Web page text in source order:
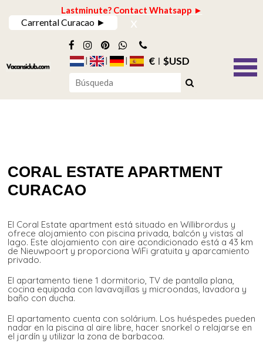
Lastminute? Contact Whatsapp ►
Carrental Curacao ► x
€ $USD
CORAL ESTATE APARTMENT
CURACAO
El Coral Estate apartment está situado en Willibrordus y
ofrece alojamiento con piscina privada, balcón y vistas al
lago. Este alojamiento con aire acondicionado está a 43 km
de Nieuwpoort y proporciona WiFi gratuita y aparcamiento
privado.
El apartamento tiene 1 dormitorio, TV de pantalla plana,
cocina equipada con lavavajillas y microondas, lavadora y
baño con ducha.
El apartamento cuenta con solárium. Los huéspedes pueden
nadar en la piscina al aire libre, hacer snorkel o relajarse en
el jardín y utilizar la zona de barbacoa.